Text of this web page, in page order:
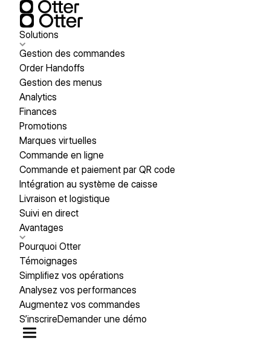
Solutions
Gestion des commandes
Order Handoffs
Gestion des menus
Analytics
Finances
Promotions
Marques virtuelles
Commande en ligne
Commande et paiement par QR code
Intégration au système de caisse
Livraison et logistique
Suivi en direct
Avantages
Pourquoi Otter
Témoignages
Simplifiez vos opérations
Analysez vos performances
Augmentez vos commandes
S’inscrireDemander une démo